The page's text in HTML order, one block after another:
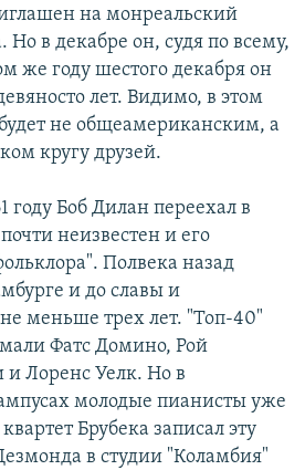
на монреальский
Но в декабре он, судя по всему,
же году шестого декабря он
лет. Видимо, в этом
не общеамериканским, а
кругу друзей.
году Боб Дилан переехал в
неизвестен и его
Полвека назад
и до славы и
меньше трех лет. "Топ-40"
Фатс Домино, Рой
Лоренс Уелк. Но в
молодые пианисты уже
Брубека записал эту
в студии "Коламбия"